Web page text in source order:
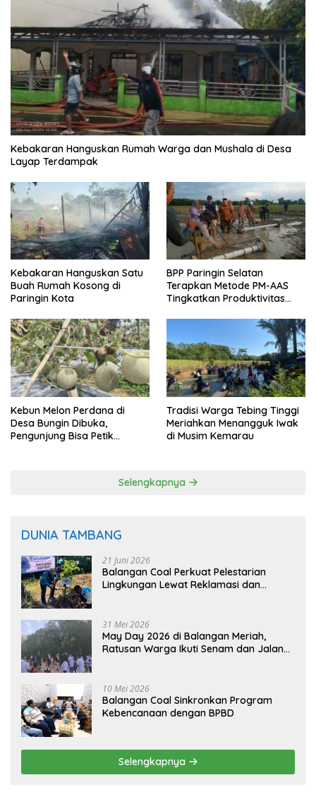
Kebakaran Hanguskan Rumah Warga dan Mushala di Desa
Layap Terdampak
Kebakaran Hanguskan Satu
Buah Rumah Kosong di
Paringin Kota
BPP Paringin Selatan
Terapkan Metode PM-AAS
Tingkatkan Produktivitas
Kebun Melon Perdana di
Desa Bungin Dibuka,
Pengunjung Bisa Petik
Tradisi Warga Tebing Tinggi
Meriahkan Menangguk Iwak
di Musim Kemarau
Selengkapnya
DUNIA TAMBANG
21 Juni 2026
Balangan Coal Perkuat Pelestarian
Lingkungan Lewat Reklamasi dan
31 Mei 2026
May Day 2026 di Balangan Meriah,
Ratusan Warga Ikuti Senam dan Jalan
10 Mei 2026
Balangan Coal Sinkronkan Program
Kebencanaan dengan BPBD
Selengkapnya